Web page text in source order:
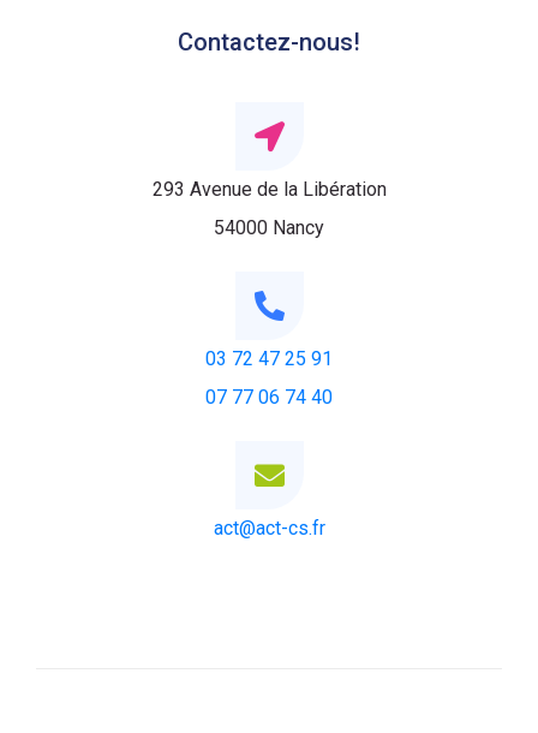
Contactez-nous!
293 Avenue de la Libération
54000 Nancy
03 72 47 25 91
07 77 06 74 40
act@act-cs.fr